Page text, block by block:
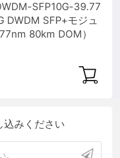
SFP10G-39.77
DWDM SFP+モジュ
80km DOM）
込みください